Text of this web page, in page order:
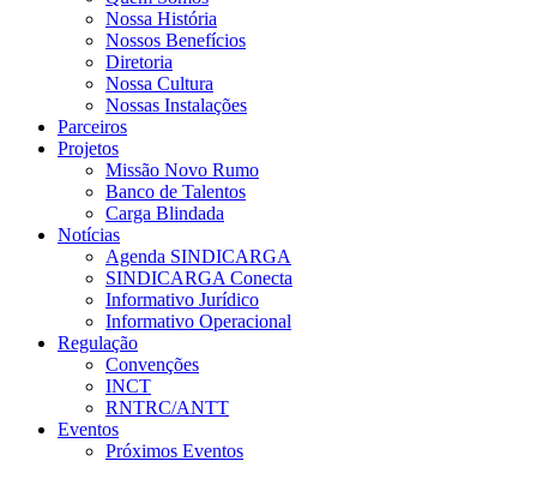
Nossa História
Nossos Benefícios
Diretoria
Nossa Cultura
Nossas Instalações
Parceiros
Projetos
Missão Novo Rumo
Banco de Talentos
Carga Blindada
Notícias
Agenda SINDICARGA
SINDICARGA Conecta
Informativo Jurídico
Informativo Operacional
Regulação
Convenções
INCT
RNTRC/ANTT
Eventos
Próximos Eventos